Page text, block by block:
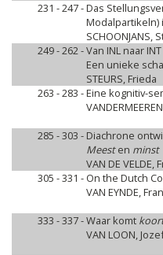
231 - 247 -Das
Modalpartikeln)
SCHOONJANS,
249 - 262 -Van INL naar INT
Een unieke
STEURS, Frieda
263 - 283 -Eine kognitiv-
285 - 303 - Diachrone
Meesten minst
VAN DE VELDE,
305 - 331 - On the Dutch
VAN EYNDE,
333 - 337 -Waar komt
VAN LOON,